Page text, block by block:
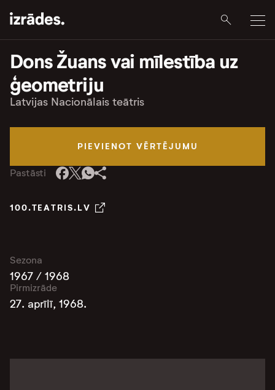
Dons Žuans vai mīlestība uz
ģeometriju
Latvijas Nacionālais teātris
PIEVIENOT VĒRTĒJUMU
Pastāsti
100.TEATRIS.LV
Sezona
1967 / 1968
Pirmizrāde
27. aprīlī, 1968.